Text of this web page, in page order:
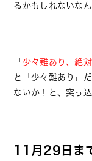
るかもしれないなん
「 少々難あり、絶対
と「少々難あり」
ないか！と、突っ込
11月29日ま